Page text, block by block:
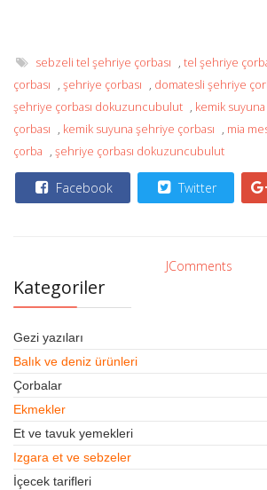
sebzeli tel şehriye çorbası , tel şehriye
çorbası , şehriye çorbası , domatesli şehriye
şehriye çorbası dokuzuncubulut , kemik
çorbası , kemik suyuna şehriye çorbası , mia
çorba , şehriye çorbası dokuzuncubulut
Facebook Twitter
JComments
Kategoriler
Gezi yazıları
Balık ve deniz ürünleri
Çorbalar
Ekmekler
Et ve tavuk yemekleri
Izgara et ve sebzeler
İçecek tarifleri